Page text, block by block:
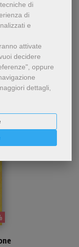
di
di
e
attivate
decidere
oppure
dettagli,